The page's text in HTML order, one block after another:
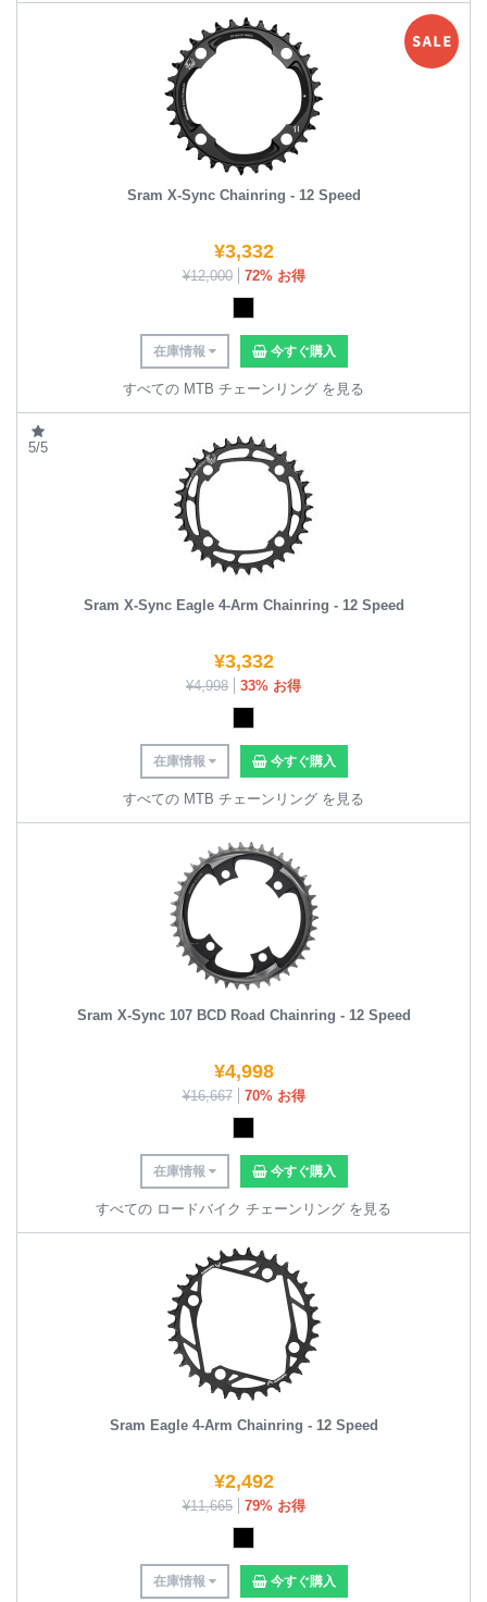
Sram X-Sync Chainring - 12 Speed
¥3,332
¥12,000 72% お得
在庫情報 今すぐ購入
すべての MTB チェーンリング を見る
5/5
Sram X-Sync Eagle 4-Arm Chainring - 12 Speed
¥3,332
¥4,998 33% お得
在庫情報 今すぐ購入
すべての MTB チェーンリング を見る
Sram X-Sync 107 BCD Road Chainring - 12 Speed
¥4,998
¥16,667 70% お得
在庫情報 今すぐ購入
すべての ロードバイク チェーンリング を見る
Sram Eagle 4-Arm Chainring - 12 Speed
¥2,492
¥11,665 79% お得
在庫情報 今すぐ購入